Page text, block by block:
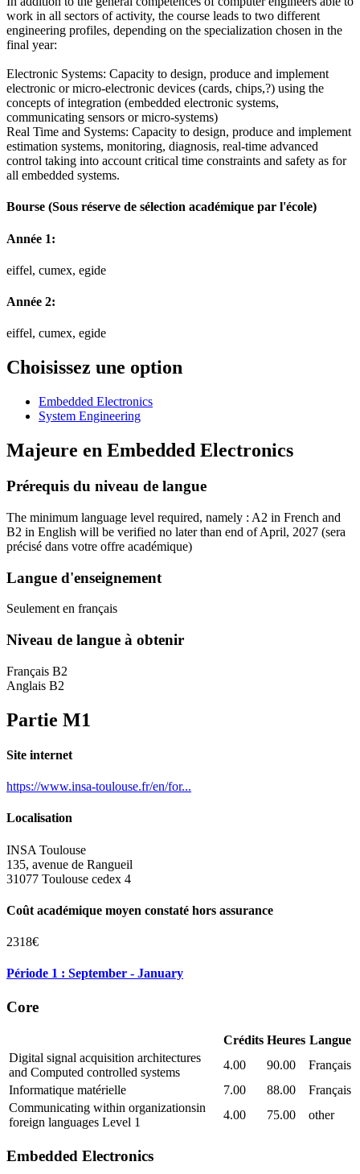
work in all sectors of activity, the course leads to two different
engineering profiles, depending on the specialization chosen in the
final year:
Electronic Systems: Capacity to design, produce and implement
electronic or micro-electronic devices (cards, chips,?) using the
concepts of integration (embedded electronic systems,
communicating sensors or micro-systems)
Real Time and Systems: Capacity to design, produce and implement
estimation systems, monitoring, diagnosis, real-time advanced
control taking into account critical time constraints and safety as for
all embedded systems.
Bourse (Sous réserve de sélection académique par l'école)
Année 1:
eiffel, cumex, egide
Année 2:
eiffel, cumex, egide
Choisissez une option
Embedded Electronics
System Engineering
Majeure en Embedded Electronics
Prérequis du niveau de langue
The minimum language level required, namely : A2 in French and
B2 in English will be verified no later than end of April, 2027 (sera
précisé dans votre offre académique)
Langue d'enseignement
Seulement en français
Niveau de langue à obtenir
Français B2
Anglais B2
Partie M1
Site internet
https://www.insa-toulouse.fr/en/for...
Localisation
INSA Toulouse
135, avenue de Rangueil
31077 Toulouse cedex 4
Coût académique moyen constaté hors assurance
2318€
Période 1 : September - January
Core
Crédits Heures Langue
Digital signal acquisition architectures
and Computed controlled systems
4.00 90.00
Français
Informatique matérielle
7.00 88.00
Français
Communicating within organizationsin
foreign languages Level 1
4.00 75.00 other
Embedded Electronics